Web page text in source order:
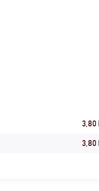
3,80
3,80